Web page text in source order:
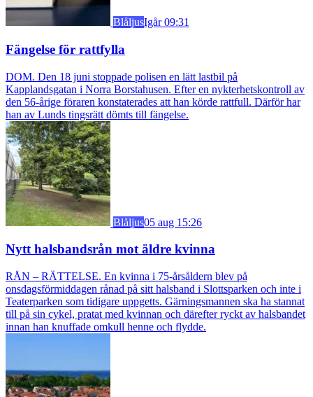
BlåljusIgår 09:31
Fängelse för rattfylla
DOM. Den 18 juni stoppade polisen en lätt lastbil på
Kapplandsgatan i Norra Borstahusen. Efter en nykterhetskontroll av
den 56-årige föraren konstaterades att han körde rattfull. Därför har
han av Lunds tingsrätt dömts till fängelse.
Blåljus05 aug 15:26
Nytt halsbandsrån mot äldre kvinna
RÅN – RÄTTELSE. En kvinna i 75-årsåldern blev på
onsdagsförmiddagen rånad på sitt halsband i Slottsparken och inte i
Teaterparken som tidigare uppgetts. Gärningsmannen ska ha stannat
till på sin cykel, pratat med kvinnan och därefter ryckt av halsbandet
innan han knuffade omkull henne och flydde.